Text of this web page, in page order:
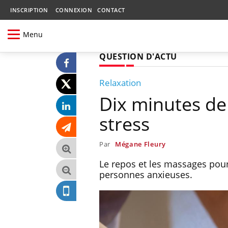
INSCRIPTION CONNEXION CONTACT
Menu
QUESTION D'ACTU
Relaxation
Dix minutes
stress
Par Mégane Fleury
Le repos et les massages
personnes anxieuses.